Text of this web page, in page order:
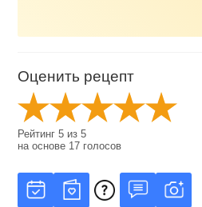
Оценить рецепт
Рейтинг5 из5
на основе 17 голосов